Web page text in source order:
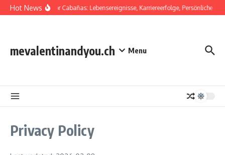
Skip to content
Hot NewsSalvador Cabañas: Lebensereignisse, Karriereerfolge, Persönliche
mevalentinandyou.ch Menu
Privacy Policy